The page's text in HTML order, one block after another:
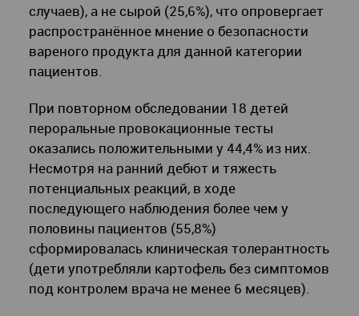
случаев), а не сырой (25,6%), что опровергает
распространённое мнение о безопасности
вареного продукта для данной категории
пациентов.
При повторном обследовании 18 детей
пероральные провокационные тесты
оказались положительными у 44,4% из них.
Несмотря на ранний дебют и тяжесть
потенциальных реакций, в ходе
последующего наблюдения более чем у
половины пациентов (55,8%)
сформировалась клиническая толерантность
(дети употребляли картофель без симптомов
под контролем врача не менее 6 месяцев).